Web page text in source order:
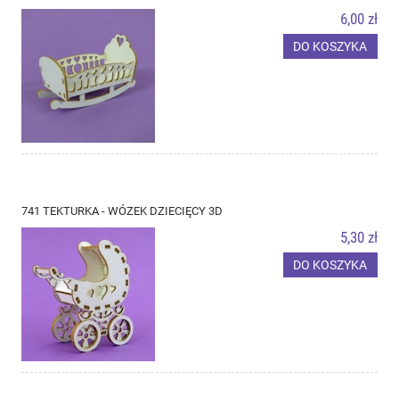
6,00 zł
DO KOSZYKA
741 TEKTURKA - WÓZEK DZIECIĘCY 3D
5,30 zł
DO KOSZYKA